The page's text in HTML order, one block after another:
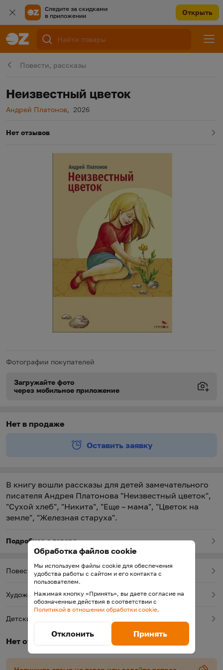
Следите за скидками
в приложении
Открыть
Повести, рассказы
Неизвестный цветок
Автор
Андрей Платонов, Год издания
2026
Нет отзывов
Фотографии покупателей
Загружайте фото
через мобильное приложение
Нет в продаже
Оставить заявку
В книгу вошли рассказы для детей замечательного
писателя Андрея Платонова "Неизвестный цветок",
"Сухой хлеб", "Никита", "Еще – мама", "Цветок на
земле", "Железная старуха".
Подробнее о товаре
Повести, рассказы
Художественные книги для детей
Детские книги
Нет отзывов
Обработка файлов cookie
Мы используем файлы cookie для обеспечения
удобства работы с сайтом и его контакта с
пользователем.
Нажимая кнопку «Принять», вы даете согласие на
обозначенные действия в соответствии с
Политикой в отношении обработки cookie.
Отклонить Принять